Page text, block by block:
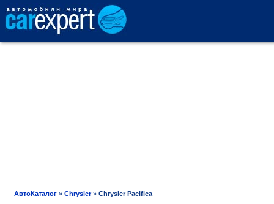
АвтоКаталог» Chrysler» Chrysler Pacifica